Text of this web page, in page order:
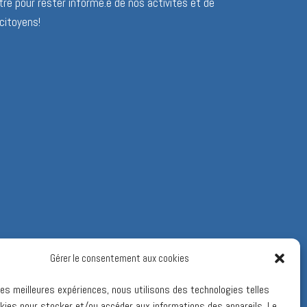
Gérer le consentement aux cookies
meilleures expériences, nous utilisons des technologies telles